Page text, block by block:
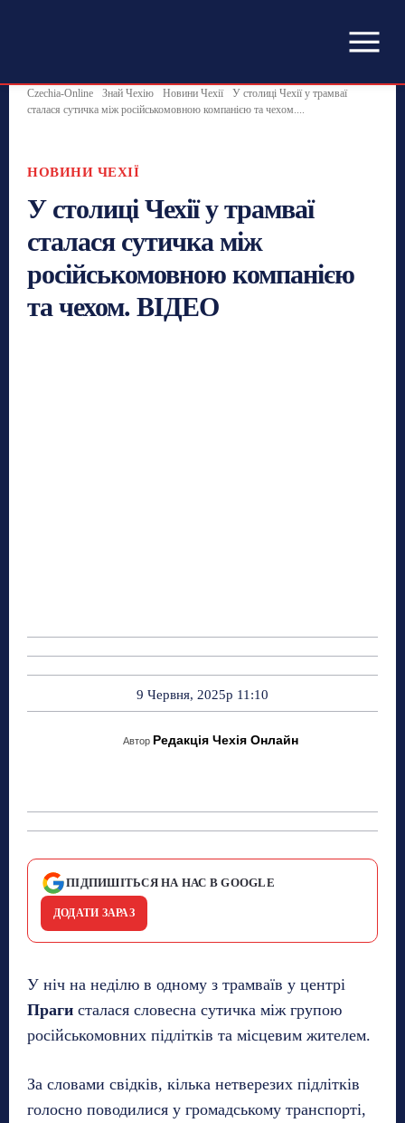
Czechia-Online Знай Чехію Новини Чехії
У столиці Чехії у трамваї
сталася сутичка між російськомовною компанією та чехом....
НОВИНИ ЧЕХІЇ
У столиці Чехії у трамваї
сталася сутичка між
російськомовною компанією
та чехом. ВІДЕО
9 Червня, 2025р 11:10
Автор Редакція Чехія Онлайн
ПІДПИШІТЬСЯ НА НАС В GOOGLE
ДОДАТИ ЗАРАЗ
У ніч на неділю в одному з трамваїв у центрі
Праги сталася словесна сутичка між групою
російськомовних підлітків та місцевим жителем.
За словами свідків, кілька нетверезих підлітків
голосно поводилися у громадському транспорті,